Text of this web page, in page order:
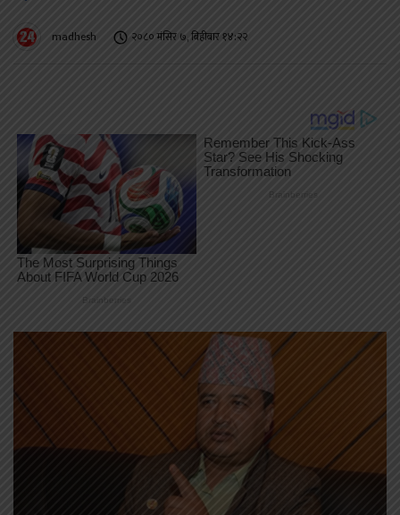
madhesh २०८० मंसिर ७, बिहीबार १४:२२